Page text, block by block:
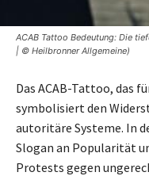
ACAB Tattoo Bedeutung: Die
| © Heilbronner Allgemeine)
Das ACAB-Tattoo, das
symbolisiert den
autoritäre Systeme. In
Slogan an Popularität
Protests gegen